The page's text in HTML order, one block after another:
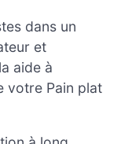
dans un
et
aide à
votre Pain plat